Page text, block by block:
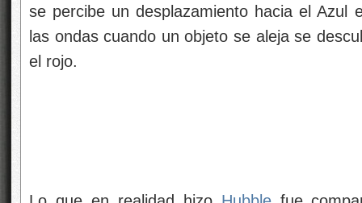
se percibe un desplazamiento hacia el Azul
las ondas cuando un objeto se aleja se
el rojo.